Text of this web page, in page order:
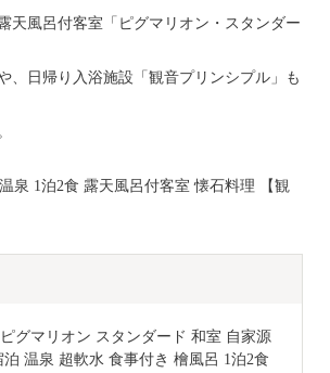
天風呂付客室「ピグマリオン・スタンダー
、日帰り入浴施設「観音プリンシプル」も
泉 1泊2食 露天風呂付客室 懐石料理 【観
グマリオン スタンダード 和室 自家源
温泉 超軟水 食事付き 檜風呂 1泊2食